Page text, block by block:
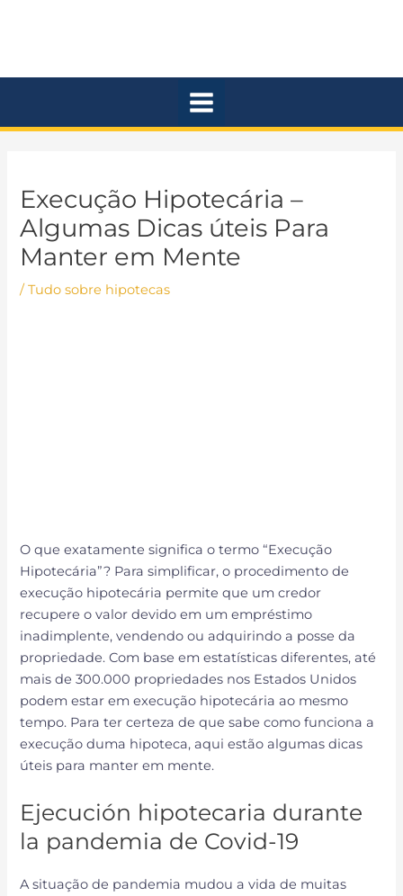
conteúdo
Execução Hipotecária –
Algumas Dicas úteis Para
Manter em Mente
/Tudo sobre hipotecas
O que exatamente significa o termo “Execução
Hipotecária”? Para simplificar, o procedimento de
execução hipotecária permite que um credor
recupere o valor devido em um empréstimo
inadimplente, vendendo ou adquirindo a posse da
propriedade. Com base em estatísticas diferentes, até
mais de 300.000 propriedades nos Estados Unidos
podem estar em execução hipotecária ao mesmo
tempo. Para ter certeza de que sabe como funciona a
execução duma hipoteca, aqui estão algumas dicas
úteis para manter em mente.
Ejecución hipotecaria durante
la pandemia de Covid-19
A situação de pandemia mudou a vida de muitas